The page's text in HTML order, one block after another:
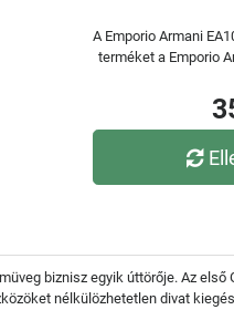
A Emporio Armani
terméket a Emporio
biznisz egyik úttörője. Az
nélkülözhetetlen divat